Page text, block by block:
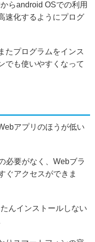
らandroid OSでの利用
速化するようにプログ
たプログラムをインス
でも使いやすくなって
アプリのほうが低い
必要がなく、Webブラ
ぐアクセスができま
んインストールしない